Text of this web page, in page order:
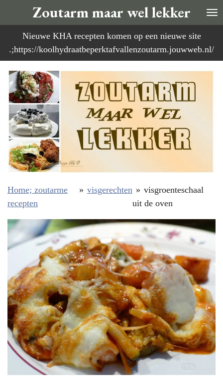
direct
naar
de
Zoutarm maar wel lekker
Nieuwe KHA recepten komen op een nieuwe site
.;https://koolhydraatbeperktafvallenzoutarm.jouwweb.nl/
Home; zoutarme
recepten
» visgerechten » visgroenteschaal
uit de oven